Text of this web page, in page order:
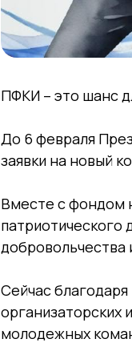
ПФКИ – это шанс
До 6 февраля
заявки на новый
Вместе с фондом
патриотического
добровольчества
Сейчас
организаторских
молодежных